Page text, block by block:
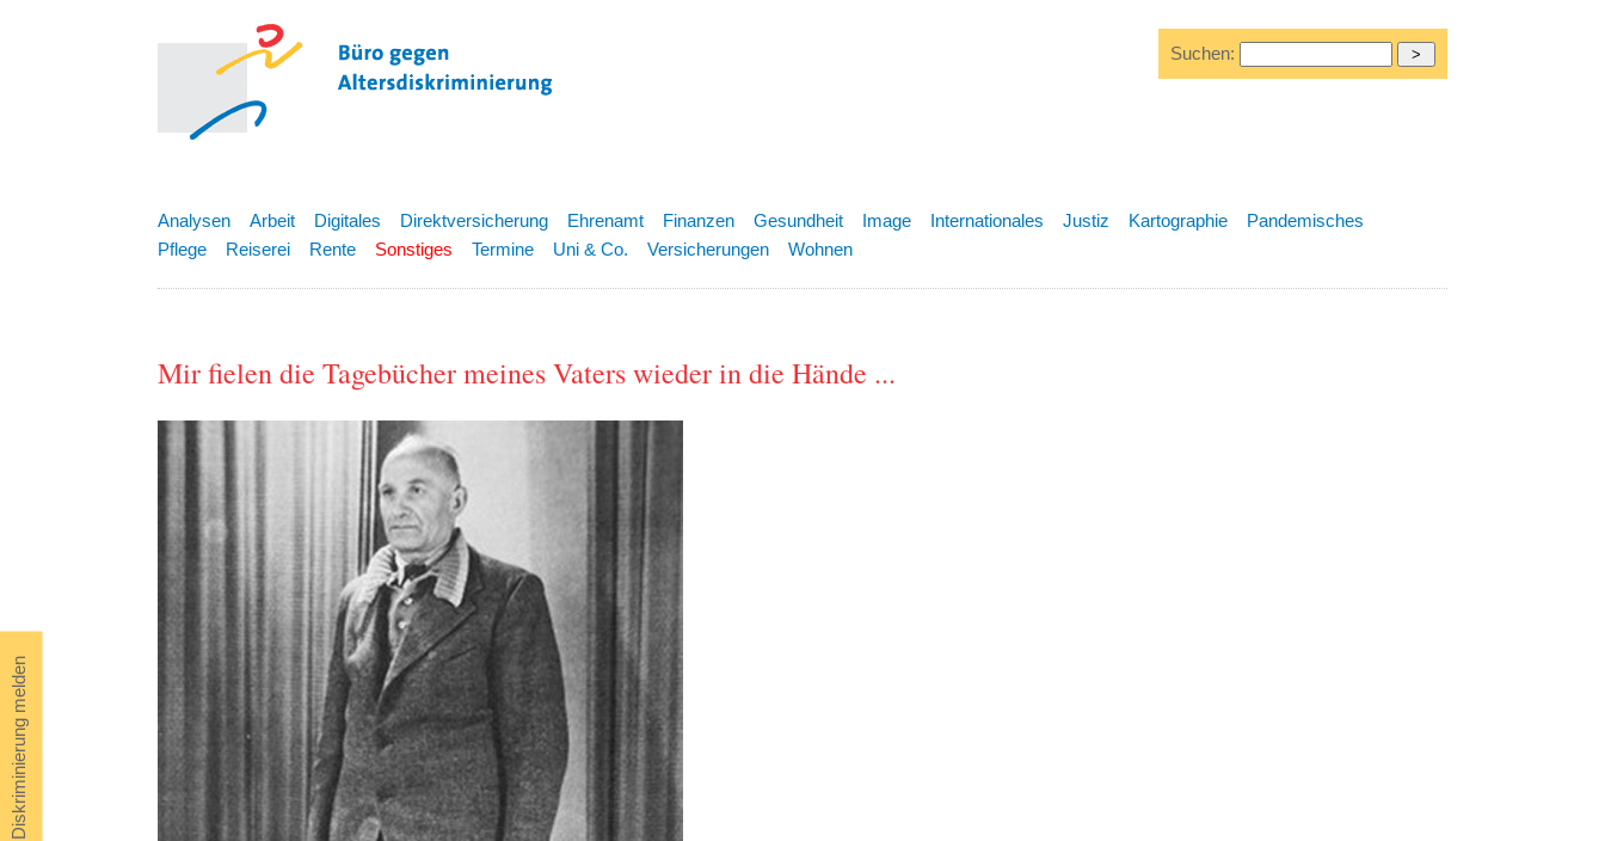
Diskriminierung melden
Suchen:
Analysen Arbeit Digitales Direktversicherung Ehrenamt Finanzen Gesundheit Image Internationales Justiz Kartographie
Pandemisches
Pflege
Reiserei Rente Sonstiges Termine Uni & Co. Versicherungen Wohnen
Mir fielen die Tagebücher meines Vaters wieder in die Hände ...